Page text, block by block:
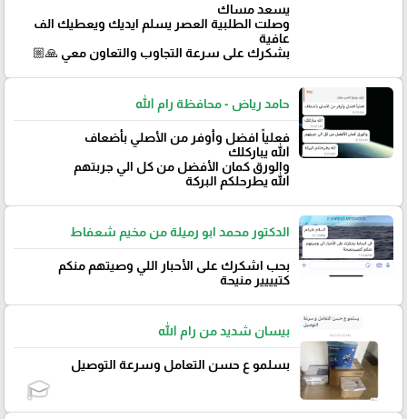
يسعد مساك
وصلت الطلبية العصر يسلم ايديك ويعطيك الف
عافية
بشكرك على سرعة التجاوب والتعاون معي 🙏🏼
حامد رياض - محافظة رام الله
فعلياً افضل وأوفر من الأصلي بأضعاف
الله يباركلك
والورق كمان الأفضل من كل الي جربتهم
الله يطرحلكم البركة
الدكتور محمد ابو رميلة من مخيم شعفاط
بحب اشكرك على الأحبار اللي وصيتهم منكم
كتيييير منيحة
بيسان شديد من رام الله
بسلمو ع حسن التعامل وسرعة التوصيل